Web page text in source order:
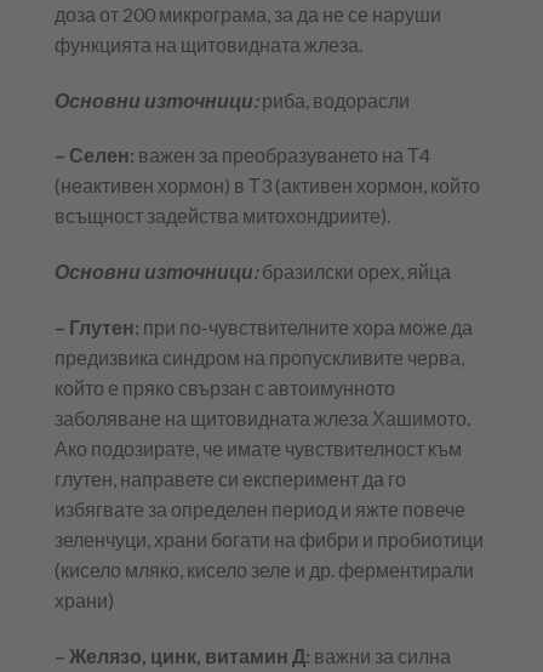
доза от 200 микрограма, за да не се наруши
функцията на щитовидната жлеза.
Основни източници:риба, водорасли
– Селен: важен за преобразуването на Т4
(неактивен хормон) в Т3 (активен хормон, който
всъщност задейства митохондриите).
Основни източници:бразилски орех, яйца
– Глутен: при по-чувствителните хора може да
предизвика синдром на пропускливите черва,
който е пряко свързан с автоимунното
заболяване на щитовидната жлеза Хашимото.
Ако подозирате, че имате чувствителност към
глутен, направете си експеримент да го
избягвате за определен период и яжте повече
зеленчуци, храни богати на фибри и пробиотици
(кисело мляко, кисело зеле и др. ферментирали
храни)
– Желязо, цинк, витамин Д: важни за силна